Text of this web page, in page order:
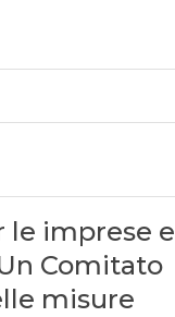
le imprese e
Comitato
misure